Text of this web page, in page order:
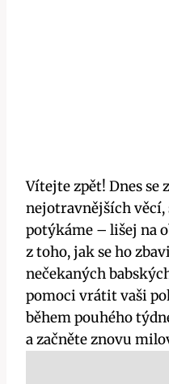
Vítejte zpět!⁤ Dnes se
nejotravnějších věcí,‌
potýkáme​ – lišej na
z ‌toho, jak se ho
nečekaných
pomoci vrátit vaši
během pouhého⁤
a začněte⁢ znovu